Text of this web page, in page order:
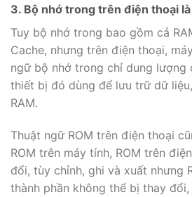
3. Bộ nhớ trong trên điện thoại
Tuy bộ nhớ trong bao gồm cả
Cache, nhưng trên điện thoại,
ngữ bộ nhớ trong chỉ dung lượng
thiết bị đó dùng để lưu trữ dữ
RAM.
Thuật ngữ ROM trên điện thoại
ROM trên máy tính, ROM trên
đổi, tùy chỉnh, ghi và xuất nhưng
thành phần không thể bị thay đổi,